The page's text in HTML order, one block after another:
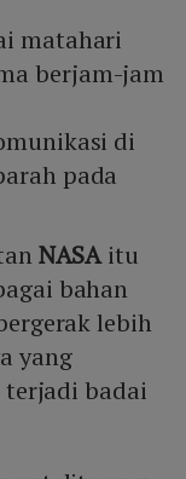
matahari
berjam-jam
di
pada
NASAitu
bahan
lebih
yang
badai